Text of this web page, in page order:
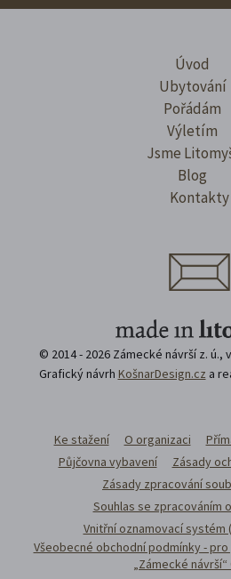
Úvod
Ubytování
Pořádám
Výletím
Jsme
Blog
Kontakty
© 2014 - 2026 Zámecké návrší z. ú.,
Grafický návrh KošnarDesign.cz a
Ke stažení O organizaci
Půjčovna vybavení
Zásady
Zásady zpracování
Souhlas se zpracováním
Vnitřní oznamovací systém
Všeobecné obchodní podmínky -
„Zámecké návrší“